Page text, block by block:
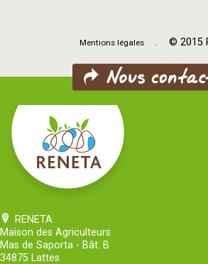
Mentions légales . © 2015
RENETA
Maison des Agriculteurs
Mas de Saporta - Bât. B
34875 Lattes